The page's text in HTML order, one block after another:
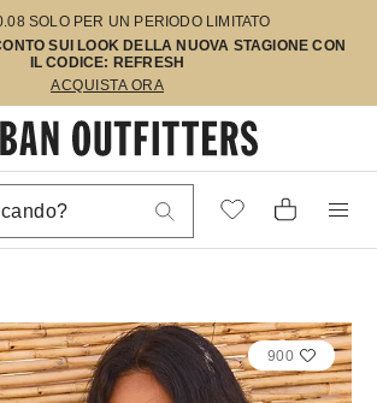
SOLO PER UN PERIODO LIMITATO
SUI LOOK DELLA NUOVA STAGIONE CON
IL CODICE: REFRESH
ACQUISTA ORA
900